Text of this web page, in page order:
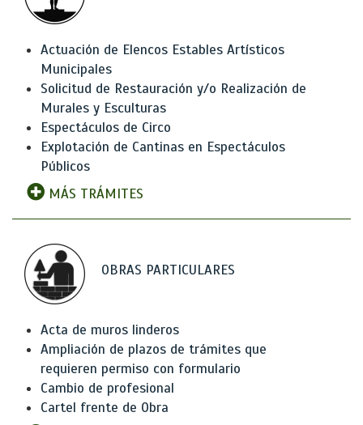
Actuación de Elencos Estables Artísticos
Municipales
Solicitud de Restauración y/o Realización de
Murales y Esculturas
Espectáculos de Circo
Explotación de Cantinas en Espectáculos
Públicos
MÁS TRÁMITES
OBRAS PARTICULARES
Acta de muros linderos
Ampliación de plazos de trámites que
requieren permiso con formulario
Cambio de profesional
Cartel frente de Obra